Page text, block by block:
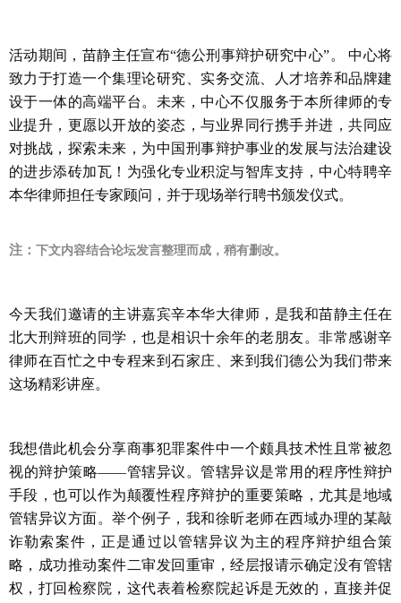
活动期间，苗静主任宣布“德公刑事辩护研究中心”。 中心将
致力于打造一个集理论研究、实务交流、人才培养和品牌建
设于一体的高端平台。未来，中心不仅服务于本所律师的专
业提升，更愿以开放的姿态，与业界同行携手并进，共同应
对挑战，探索未来，为中国刑事辩护事业的发展与法治建设
的进步添砖加瓦！为强化专业积淀与智库支持，中心特聘辛
本华律师担任专家顾问，并于现场举行聘书颁发仪式。
注： 下文内容结合论坛发言整理而成，稍有删改。
今天我们邀请的主讲嘉宾辛本华大律师，是我和苗静主任在
北大刑辩班的同学，也是相识十余年的老朋友。非常感谢辛
律师在百忙之中专程来到石家庄、来到我们德公为我们带来
这场精彩讲座。
我想借此机会分享商事犯罪案件中一个颇具技术性且常被忽
视的辩护策略——管辖异议。管辖异议是常用的程序性辩护
手段，也可以作为颠覆性程序辩护的重要策略，尤其是地域
管辖异议方面。举个例子，我和徐昕老师在西域办理的某敲
诈勒索案件，正是通过以管辖异议为主的程序辩护组合策
略，成功推动案件二审发回重审，经层报请示确定没有管辖
权，打回检察院，这代表着检察院起诉是无效的，直接并促